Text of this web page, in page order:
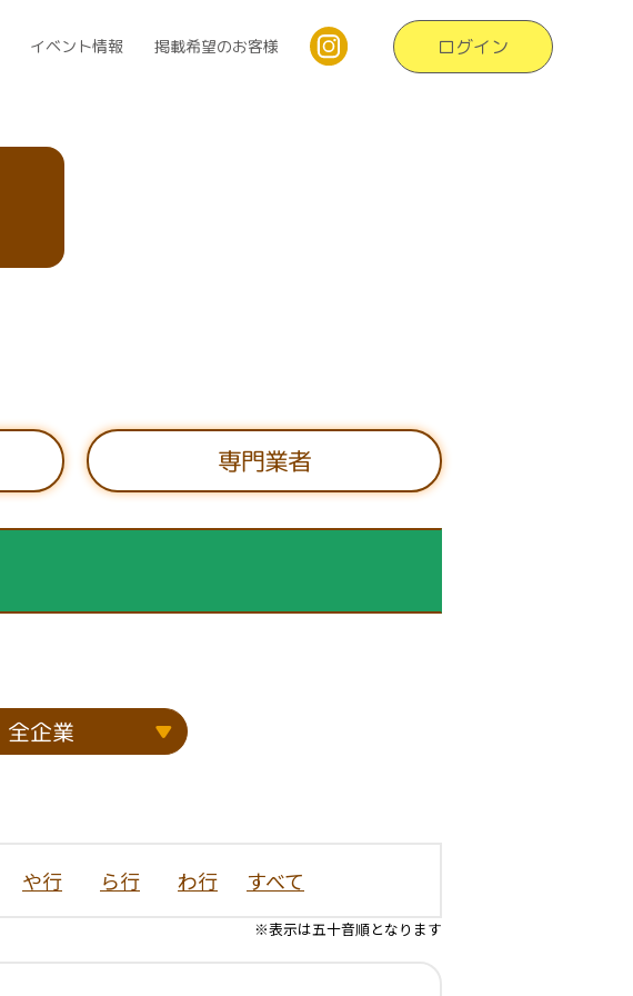
イベント情報 掲載希望のお客様 ログイン
専門業者
全企業
や行 ら行 わ行 すべて
※表示は五十音順となります